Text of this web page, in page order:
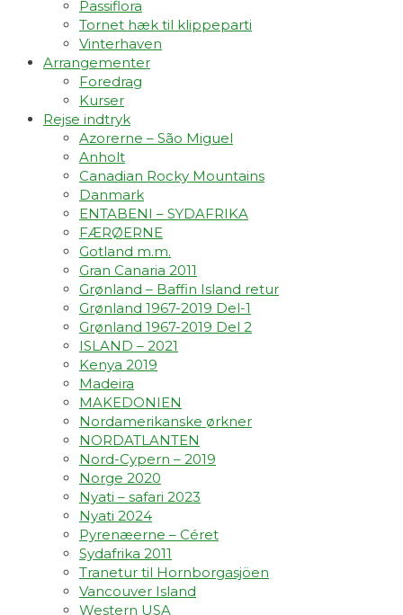
Passiflora
Tornet hæk til klippeparti
Vinterhaven
Arrangementer
Foredrag
Kurser
Rejse indtryk
Azorerne – São Miguel
Anholt
Canadian Rocky Mountains
Danmark
ENTABENI – SYDAFRIKA
FÆRØERNE
Gotland m.m.
Gran Canaria 2011
Grønland – Baffin Island retur
Grønland 1967-2019 Del-1
Grønland 1967-2019 Del 2
ISLAND – 2021
Kenya 2019
Madeira
MAKEDONIEN
Nordamerikanske ørkner
NORDATLANTEN
Nord-Cypern – 2019
Norge 2020
Nyati – safari 2023
Nyati 2024
Pyrenæerne – Céret
Sydafrika 2011
Tranetur til Hornborgasjöen
Vancouver Island
Western USA